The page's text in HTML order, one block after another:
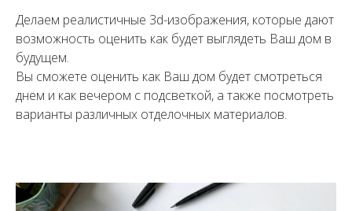
Делаем реалистичные 3d-изображения, которые дают
возможность оценить как будет выглядеть Ваш дом в
будущем.
Вы сможете оценить как Ваш дом будет смотреться
днем и как вечером с подсветкой, а также посмотреть
варианты различных отделочных материалов.